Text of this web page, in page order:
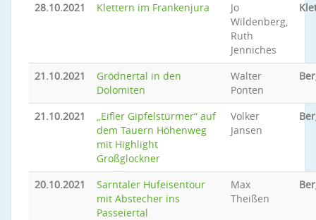
28.10.2021 Klettern im Frankenjura
Jo
Wildenberg,
Ruth
Jenniches
21.10.2021
Grödnertal in den
Dolomiten
Walter
Ponten
21.10.2021
„Eifler Gipfelstürmer“ auf
dem Tauern Höhenweg
mit Highlight
Großglockner
Volker
Jansen
20.10.2021
Sarntaler Hufeisentour
mit Abstecher ins
Passeiertal
Max
Theißen